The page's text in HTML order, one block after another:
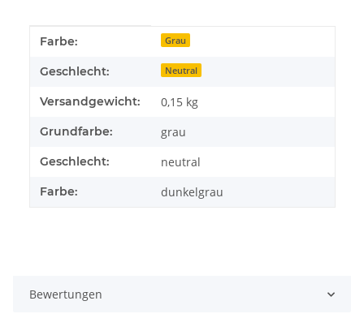
Produkteigenschaft
Wert
Farbe: Grau
Geschlecht: Neutral
Versandgewicht: 0,15 kg
Grundfarbe: grau
Geschlecht: neutral
Farbe: dunkelgrau
Bewertungen